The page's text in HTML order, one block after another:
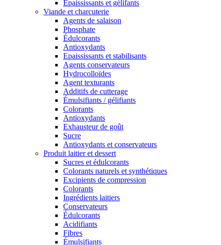
Epaississants et gélifants
Viande et charcuterie
Agents de salaison
Phosphate
Édulcorants
Antioxydants
Epaississants et stabilisants
Agents conservateurs
Hydrocolloïdes
Agent texturants
Additifs de cutterage
Émulsifiants / gélifiants
Colorants
Antioxydants
Exhausteur de goût
Sucre
Antioxydants et conservateurs
Produit laitier et dessert
Sucres et édulcorants
Colorants naturels et synthétiques
Excipients de compression
Colorants
Ingrédients laitiers
Conservateurs
Édulcorants
Acidifiants
Fibres
Émulsifiants